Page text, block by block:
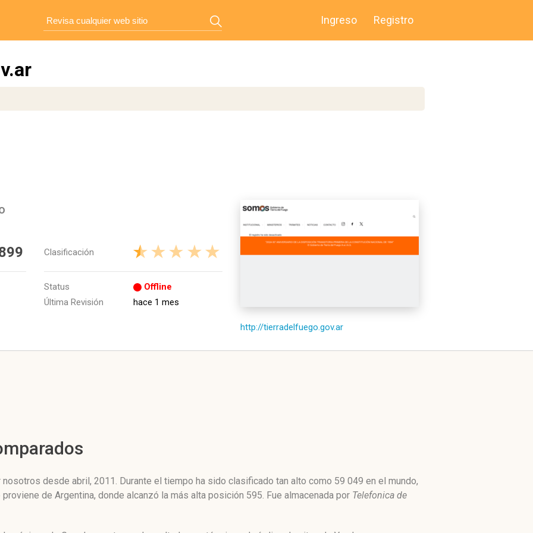
Ingreso Registro
Clasificación
Status
Offline
Última Revisión
hace 1 mes
http://tierradelfuego.gov.ar
desde abril, 2011. Durante el tiempo ha sido clasificado tan alto como 59 049 en el mundo,
de Argentina, donde alcanzó la más alta posición 595. Fue almacenada por Telefonica de